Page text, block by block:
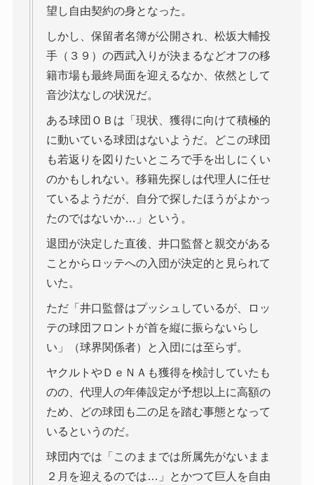
望し自由契約の身となった。
しかし、保留者名簿が公開され、松坂大輔投
手（３９）の西武入りが決まるなどオフの移
籍市場も最終局面を迎えるなか、依然として
音沙汰なしの状況だ。
ある球団ＯＢは「現状、獲得に向けて積極的
に動いている球団はないようだ。どこの球団
も若返りを図りたいところで手を出しにくい
のかもしれない。移籍先探しは代理人に任せ
ているようだが、自分で探したほうがよかっ
たのではないか…」という。
退団が決定した直後、井口監督と親交がある
ことからロッテへの入団が決定的と見られて
いた。
ただ「井口監督はプッシュしているが、ロッ
テの球団フロントが首を縦に振らないらし
い」（球界関係者）と入団には至らず。
ヤクルトやＤｅＮＡも獲得を検討していたも
のの、代理人の年俸設定が予想以上に高額の
ため、どの球団も二の足を踏む事態となって
いるというのだ。
球団内では「このままでは所属先がないまま
２月を迎えるのでは…」とかつて巨人を自由